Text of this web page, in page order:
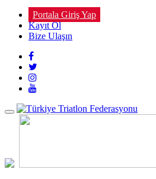
Portala Giriş Yap
Kayıt Ol
Bize Ulaşın
Toggle
navigation